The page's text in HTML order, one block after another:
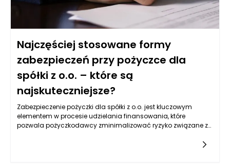
Najczęściej stosowane formy
zabezpieczeń przy pożyczce dla
spółki z o.o. – które są
najskuteczniejsze?
Zabezpieczenie pożyczki dla spółki z o.o. jest kluczowym
elementem w procesie udzielania finansowania, które
pozwala pożyczkodawcy zminimalizować ryzyko związane z
zabezpieczeń, od klasycznych, takich jak hipoteki i poręczenia,